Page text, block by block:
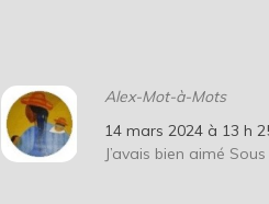
Alex-Mot-à-Mots
14 mars 2024 à 13 h
J’avais bien aimé